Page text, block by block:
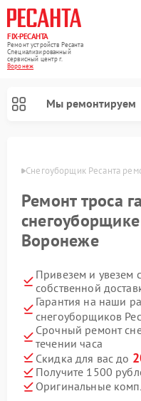
FIX-РЕСАНТА
Ремонт устройств Ресанта
Специализированный
cервисный центр г.
Воронеж
Мы ремонтируем
Снегоуборщик Ресанта
Ремонт троса
Воронеже
Привезем и увезем
собственной
Гарантия на наши
снегоуборщиков
Срочный ремонт
течении часа
Скидка для вас до
Получите 1500
Оригинальные